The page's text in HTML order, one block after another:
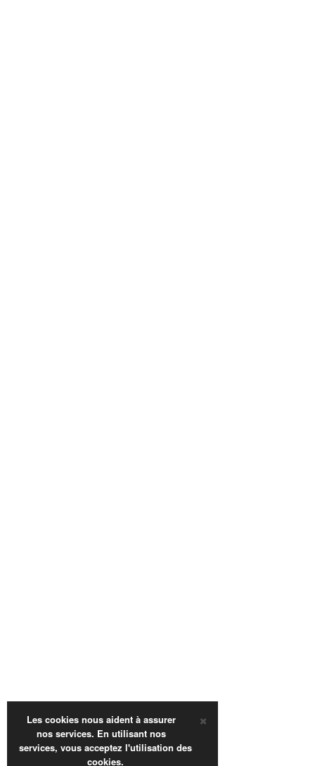
×
Les cookies nous aident à assurer
nos services. En utilisant nos
services, vous acceptez l'utilisation des
cookies.